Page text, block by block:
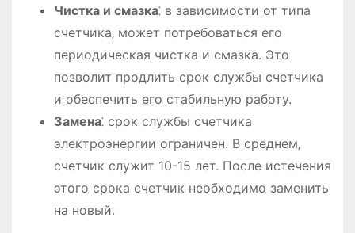
Чистка и смазка⁚ в зависимости от типа
счетчика‚ может потребоваться его
периодическая чистка и смазка. Это
позволит продлить срок службы счетчика
и обеспечить его стабильную работу.
Замена⁚ срок службы счетчика
электроэнергии ограничен. В среднем‚
счетчик служит 10-15 лет. После истечения
этого срока счетчик необходимо заменить
на новый.